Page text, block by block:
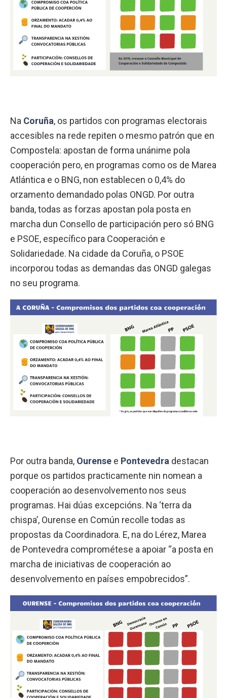
Na Coruña, os partidos con programas electorais
accesibles na rede repiten o mesmo patrón que en
Compostela: apostan de forma unánime pola
cooperación pero, en programas como os de Marea
Atlántica e o BNG, non establecen o 0,4% do
orzamento demandado polas ONGD. Por outra
banda, todas as forzas apostan pola posta en
marcha dun Consello de participación pero só BNG
e PSOE, específico para Cooperación e
Solidariedade. Na cidade da Coruña, o PSOE
incorporou todas as demandas das ONGD galegas
no seu programa.
Por outra banda, Ourense e Pontevedra destacan
porque os partidos practicamente nin nomean a
cooperación ao desenvolvemento nos seus
programas. Hai dúas excepcións. Na ‘terra da
chispa’, Ourense en Común recolle todas as
propostas da Coordinadora. E, na do Lérez, Marea
de Pontevedra comprométese a apoiar “a posta en
marcha de iniciativas de cooperación ao
desenvolvemento en países empobrecidos”.